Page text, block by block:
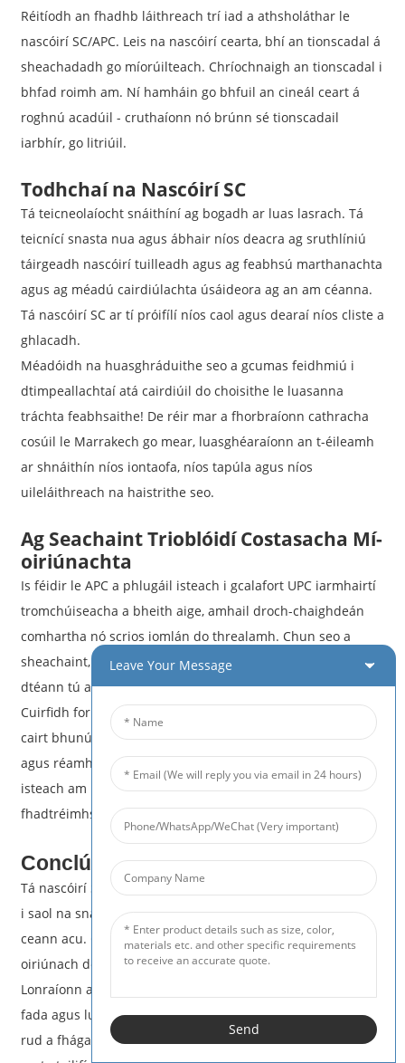
Réitíodh an fhadhb láithreach trí iad a athsholáthar le
nascóirí SC/APC. Leis na nascóirí cearta, bhí an tionscadal á
sheachadadh go míorúilteach. Chríochnaigh an tionscadal i
bhfad roimh am. Ní hamháin go bhfuil an cineál ceart á
roghnú acadúil - cruthaíonn nó brúnn sé tionscadail
iarbhír, go litriúil.
Todhchaí na Nascóirí SC
Tá teicneolaíocht snáithíní ag bogadh ar luas lasrach. Tá
teicnící snasta nua agus ábhair níos deacra ag sruthlíniú
táirgeadh nascóirí tuilleadh agus ag feabhsú marthanachta
agus ag méadú cairdiúlachta úsáideora ag an am céanna.
Tá nascóirí SC ar tí próifílí níos caol agus dearaí níos cliste a
ghlacadh.
Méadóidh na huasghráduithe seo a gcumas feidhmiú i
dtimpeallachtaí atá cairdiúil do choisithe le luasanna
tráchta feabhsaithe! De réir mar a fhorbraíonn cathracha
cosúil le Marrakech go mear, luasghéaraíonn an t-éileamh
ar shnáithín níos iontaofa, níos tapúla agus níos
uileláithreach na haistrithe seo.
Ag Seachaint Trioblóidí Costasacha Mí-
oiriúnachta
Is féidir le APC a phlugáil isteach i gcalafort UPC iarmhairtí
tromchúiseacha a bheith aige, amhail droch-chaighdeán
comhartha nó scrios iomlán do threalamh. Chun seo a
sheachaint, déan seiceáil eile ar lipéid na nascóirí sula
dtéann tú ar aghaidh.
Cuirfidh formhór na dteicneoirí lipéid ar cháblaí agus beidh
cairt bhunúsach acu. Sábhálfaidh roinnt oiliúna cúramach
agus réamhphleanála sula ndéantar an cábla a phlugáil
isteach am luachmhar agus airgead an cháiníocóra san
fhadtréimhse.
Conclúid
Tá nascóirí SC APC agus SC UPC araon thar a bheith lonrach
i saol na snáithíní, ach tá ról ar leith le himirt ag gach
ceann acu. Coinníonn SC UPC caillteanas íseal, atá
oiriúnach do naisc ghearra agus ritheann sé laistigh.
Lonraíonn an SC APC go háirithe in iarratais le faid chábla
fada agus luasanna arda. Laghdaíonn sé preab comhartha
rud a fhágann go bhfuil sé oiriúnach do thimpeallachtaí
Leave Your Message
Send